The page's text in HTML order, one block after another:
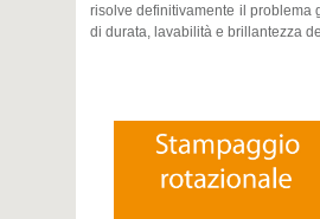
risolve definitivamente il problema
di durata, lavabilità e brillantezza